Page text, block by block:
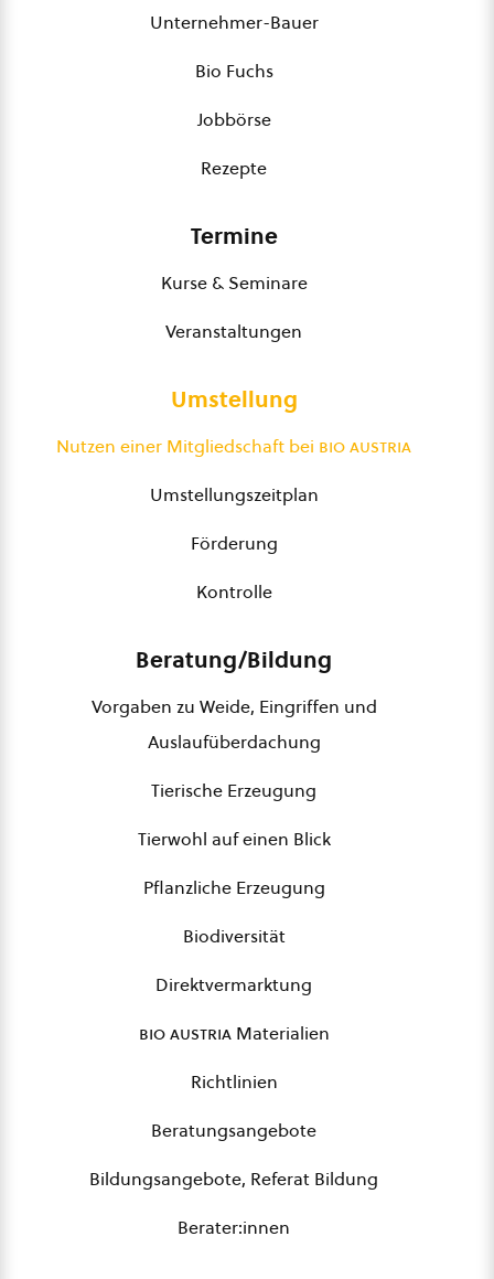
Unternehmer-Bauer
Bio Fuchs
Jobbörse
Rezepte
Termine
Kurse & Seminare
Veranstaltungen
Umstellung
Nutzen einer Mitgliedschaft bei bio austria
Umstellungszeitplan
Förderung
Kontrolle
Beratung/Bildung
Vorgaben zu Weide, Eingriffen und
Auslaufüberdachung
Tierische Erzeugung
Tierwohl auf einen Blick
Pflanzliche Erzeugung
Biodiversität
Direktvermarktung
bio austriaMaterialien
Richtlinien
Beratungsangebote
Bildungsangebote, Referat Bildung
Berater:innen